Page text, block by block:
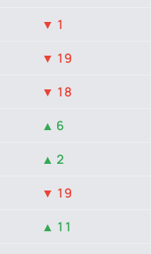
▼ 1
▼ 19
▼ 18
▲ 6
▲ 2
▼ 19
▲ 11